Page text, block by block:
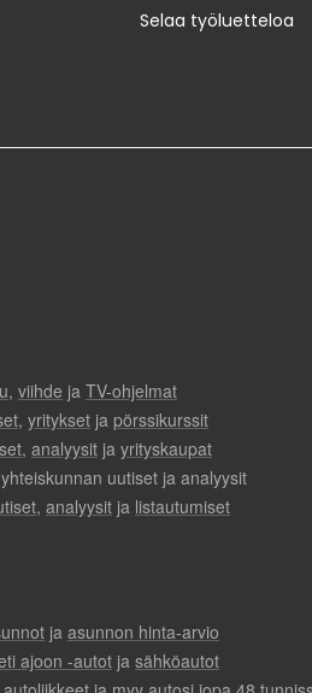
Selaa työluetteloa